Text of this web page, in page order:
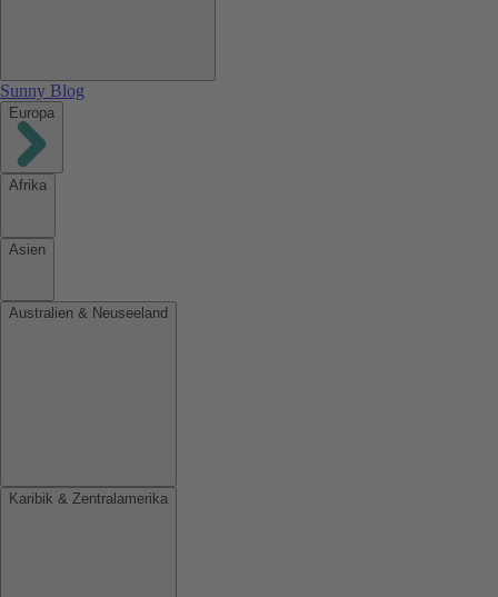
Sunny Blog
Europa
Afrika
Asien
Australien & Neuseeland
Karibik & Zentralamerika